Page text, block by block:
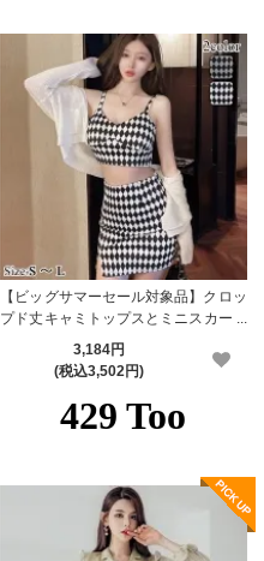
【ビッグサマーセール対象品】クロッ
プド丈キャミトップスとミニスカート
のセットアップ(キャバドレス・CABA
RETDRESS)
3,184円
(税込3,502円)